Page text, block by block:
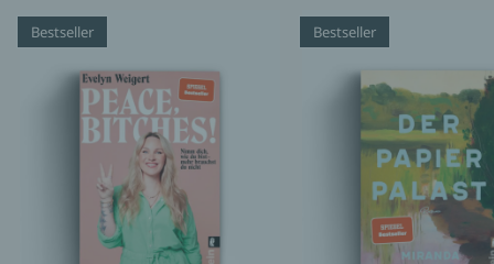
Bestseller Bestseller